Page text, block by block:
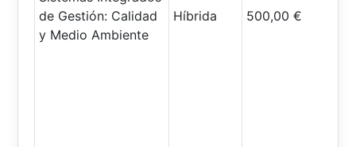
de Gestión: Calidad
y Medio Ambiente
Híbrida 500,00 €